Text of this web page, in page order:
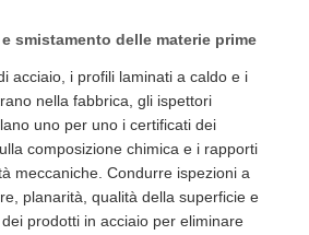
smistamento delle materie prime
acciaio, i profili laminati a caldo e i
nella fabbrica, gli ispettori
uno per uno i certificati dei
composizione chimica e i rapporti
meccaniche. Condurre ispezioni a
planarità, qualità della superficie e
prodotti in acciaio per eliminare